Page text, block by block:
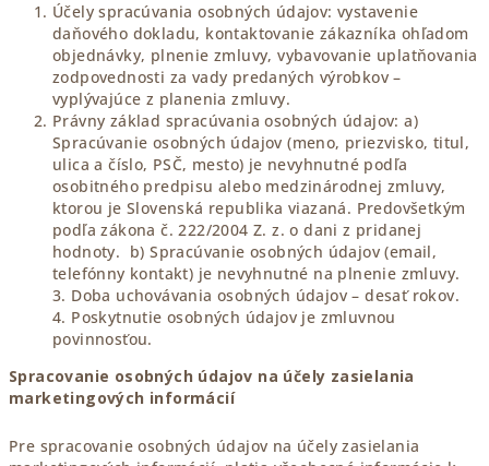
Účely spracúvania osobných údajov: vystavenie
daňového dokladu, kontaktovanie zákazníka ohľadom
objednávky, plnenie zmluvy, vybavovanie uplatňovania
zodpovednosti za vady predaných výrobkov –
vyplývajúce z planenia zmluvy.
Právny základ spracúvania osobných údajov: a)
Spracúvanie osobných údajov (meno, priezvisko, titul,
ulica a číslo, PSČ, mesto) je nevyhnutné podľa
osobitného predpisu alebo medzinárodnej zmluvy,
ktorou je Slovenská republika viazaná. Predovšetkým
podľa zákona č. 222/2004 Z. z. o dani z pridanej
hodnoty. b) Spracúvanie osobných údajov (email,
telefónny kontakt) je nevyhnutné na plnenie zmluvy.
3. Doba uchovávania osobných údajov – desať rokov.
4. Poskytnutie osobných údajov je zmluvnou
povinnosťou.
Spracovanie osobných údajov na účely zasielania
marketingových informácií
Pre spracovanie osobných údajov na účely zasielania